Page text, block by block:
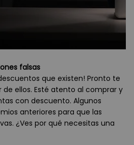
falsas
que existen! Pronto te
ellos. Esté atento al comprar y
con descuento. Algunos
anteriores para que las
¿Ves por qué necesitas una